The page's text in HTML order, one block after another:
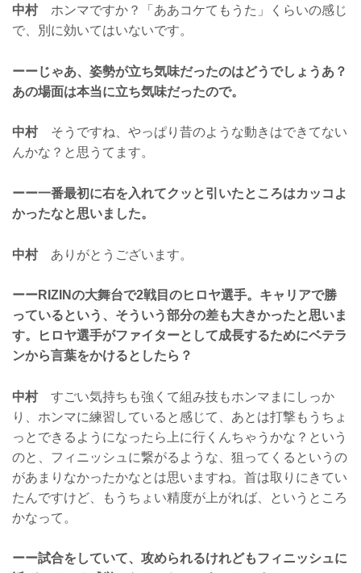
中村ホンマですか？「ああコケてもうた」くらいの感じ
で、別に効いてはいないです。
ーーじゃあ、姿勢が立ち気味だったのはどうでしょうあ？
あの場面は本当に立ち気味だったので。
中村そうですね、やっぱり昔のような動きはできてない
んかな？と思うてます。
ーー一番最初に右を入れてクッと引いたところはカッコよ
かったなと思いました。
中村ありがとうございます。
ーーRIZINの大舞台で2戦目のヒロヤ選手。キャリアで勝
っているという、そういう部分の差も大きかったと思いま
す。ヒロヤ選手がファイターとして成長するためにベテラ
ンから言葉をかけるとしたら？
中村すごい気持ちも強くて組み技もホンマまにしっか
り、ホンマに練習していると感じて、あとは打撃もうちょ
っとできるようになったら上に行くんちゃうかな？という
のと、フィニッシュに繋がるような、狙ってくるというの
があまりなかったかなとは思いますね。首は取りにきてい
たんですけど、もうちょい精度が上がれば、というところ
かなって。
ーー試合をしていて、攻められるけれどもフィニッシュに